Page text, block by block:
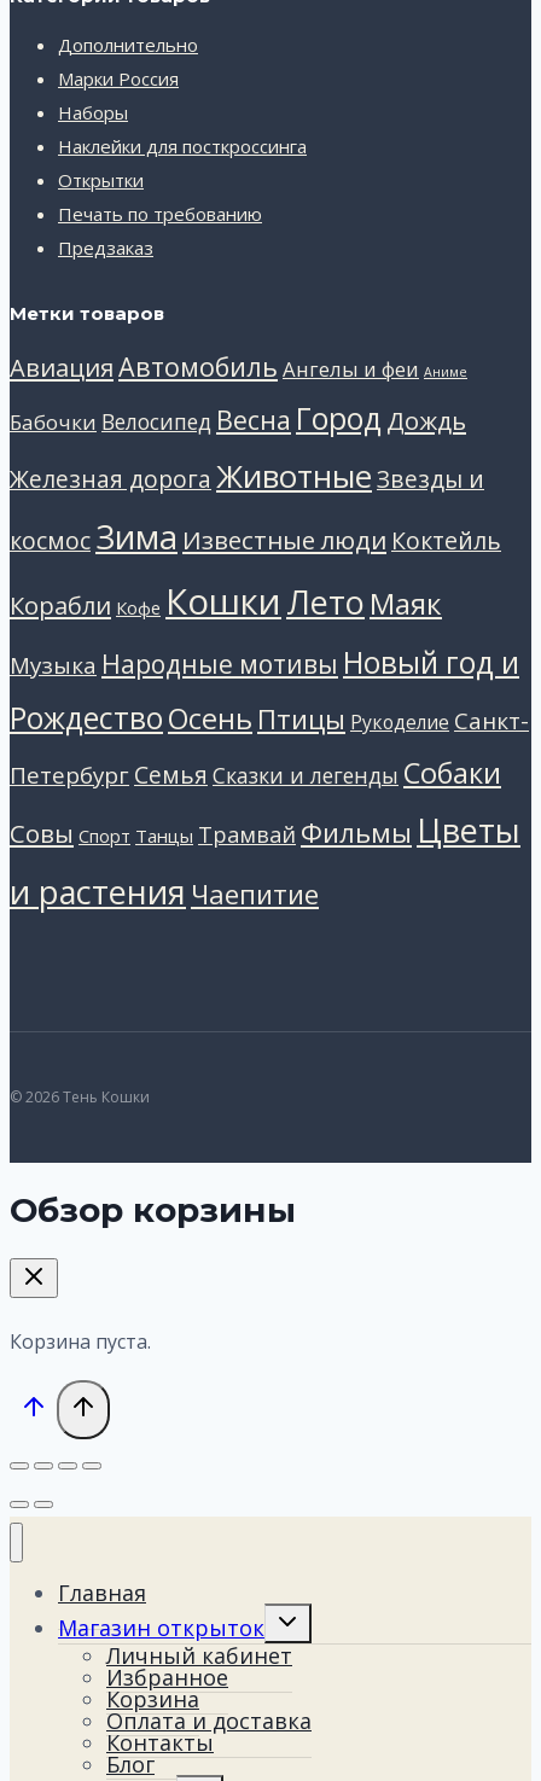
Дополнительно
Марки Россия
Наборы
Наклейки для посткроссинга
Открытки
Печать по требованию
Предзаказ
Метки товаров
АвиацияАвтомобиль Ангелы и феи Аниме
Бабочки Велосипед Весна Город Дождь
Железная дорога ЖивотныеЗвезды и
космосЗима Известные люди Коктейль
Корабли Кофе Кошки Лето Маяк
Музыка Народные мотивы Новый год и
РождествоОсень Птицы Рукоделие Санкт-
ПетербургСемья Сказки и легенды Собаки
Совы Спорт Танцы Трамвай Фильмы Цветы
и растения Чаепитие
© 2026 Тень Кошки
Обзор корзины
Корзина пуста.
Главная
Магазин открыток
Переключить
меню
Личный кабинет
Избранное
Корзина
Оплата и доставка
Контакты
Блог